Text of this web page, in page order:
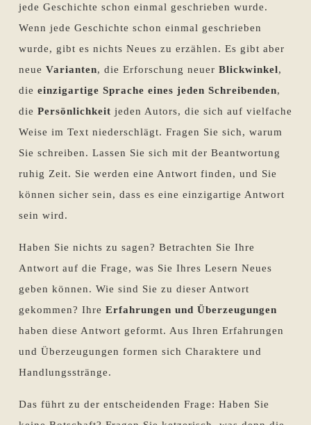
jede Geschichte schon einmal geschrieben wurde.
Wenn jede Geschichte schon einmal geschrieben
wurde, gibt es nichts Neues zu erzählen. Es gibt aber
neue Varianten, die Erforschung neuer Blickwinkel,
die einzigartige Sprache eines jeden Schreibenden,
die Persönlichkeit jeden Autors, die sich auf vielfache
Weise im Text niederschlägt. Fragen Sie sich, warum
Sie schreiben. Lassen Sie sich mit der Beantwortung
ruhig Zeit. Sie werden eine Antwort finden, und Sie
können sicher sein, dass es eine einzigartige Antwort
sein wird.
Haben Sie nichts zu sagen? Betrachten Sie Ihre
Antwort auf die Frage, was Sie Ihres Lesern Neues
geben können. Wie sind Sie zu dieser Antwort
gekommen? Ihre Erfahrungen und Überzeugungen
haben diese Antwort geformt. Aus Ihren Erfahrungen
und Überzeugungen formen sich Charaktere und
Handlungsstränge.
Das führt zu der entscheidenden Frage: Haben Sie